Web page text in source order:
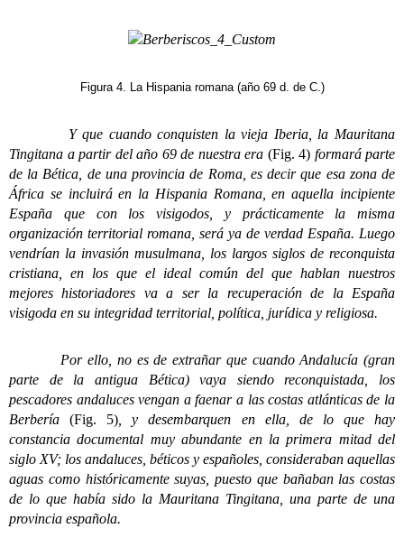
Figura 4. La Hispania romana (año 69 d. de C.)
Y que cuando conquisten la vieja Iberia, la Mauritana
Tingitana a partir del año 69 de nuestra era (Fig. 4) formará parte
de la Bética, de una provincia de Roma, es decir que esa zona de
África se incluirá en la Hispania Romana, en aquella incipiente
España que con los visigodos, y prácticamente la misma
organización territorial romana, será ya de verdad España. Luego
vendrían la invasión musulmana, los largos siglos de reconquista
cristiana, en los que el ideal común del que hablan nuestros
mejores historiadores va a ser la recuperación de la España
visigoda en su integridad territorial, política, jurídica y religiosa.
Por ello, no es de extrañar que cuando Andalucía (gran
parte de la antigua Bética) vaya siendo reconquistada, los
pescadores andaluces vengan a faenar a las costas atlánticas de la
Berbería(Fig. 5) , y desembarquen en ella, de lo que hay
constancia documental muy abundante en la primera mitad del
siglo XV; los andaluces, béticos y españoles, consideraban aquellas
aguas como históricamente suyas, puesto que bañaban las costas
de lo que había sido la Mauritana Tingitana, una parte de una
provincia española.